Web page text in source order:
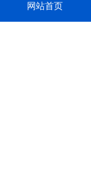
网站首页